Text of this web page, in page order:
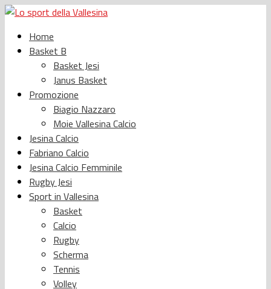
Home
Basket B
Basket Jesi
Janus Basket
Promozione
Biagio Nazzaro
Moie Vallesina Calcio
Jesina Calcio
Fabriano Calcio
Jesina Calcio Femminile
Rugby Jesi
Sport in Vallesina
Basket
Calcio
Rugby
Scherma
Tennis
Volley